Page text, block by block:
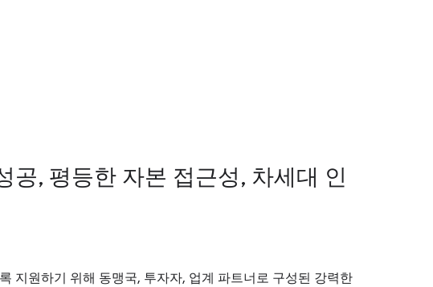
, 평등한 자본 접근성, 차세대 인
지원하기 위해 동맹국, 투자자, 업계 파트너로 구성된 강력한